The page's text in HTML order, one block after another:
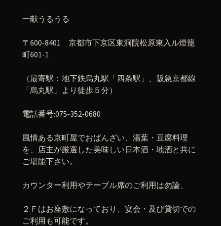
一献うるうる
〒600-8401 京都市下京区東洞院松原東入ル燈籠
町601-1
（最寄駅：地下鉄烏丸駅「四条駅」、阪急京都線
「烏丸駅」より徒歩５分）
電話番号:075-352-0680
風情ある京町屋でおばんざい、湯葉・豆腐料理
を、店主が厳選した美味しい日本酒・地酒と共に
ご堪能下さい。
カウンター利用やテーブル席のご利用は勿論、
２Ｆはお座敷になっており、宴会・及び貸切での
ご利用も可能です。